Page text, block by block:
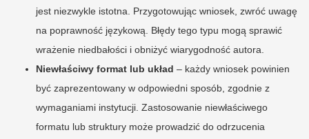
jest niezwykle istotna. Przygotowując wniosek, zwróć uwagę
na poprawność językową. Błędy tego typu mogą sprawić
wrażenie niedbałości i obniżyć wiarygodność autora.
Niewłaściwy format lub układ – każdy wniosek powinien
być zaprezentowany w odpowiedni sposób, zgodnie z
wymaganiami instytucji. Zastosowanie niewłaściwego
formatu lub struktury może prowadzić do odrzucenia